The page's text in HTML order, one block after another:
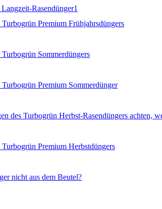
Rasendünger1
Premium Frühjahrsdüngers
Sommerdüngers
Premium Sommerdünger
des Turbogrün Herbst-Rasendüngers achten,
Premium Herbstdüngers
nicht aus dem Beutel?